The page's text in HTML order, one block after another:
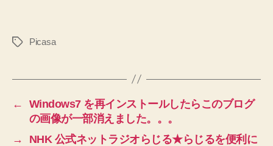
タ
Picasa
←
Windows7 を再インストールしたらこのブログ
の画像が一部消えました。。。
→
NHK 公式ネットラジオらじる★らじるを便利に